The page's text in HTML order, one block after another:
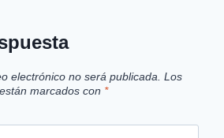
electrónico no será publicada. Los
marcados con *